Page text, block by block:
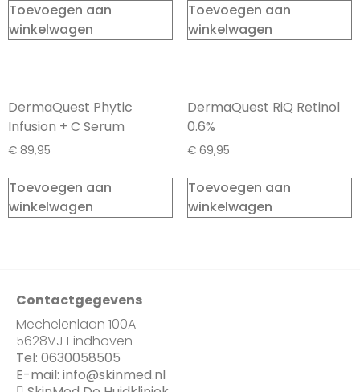
Toevoegen aan
winkelwagen
Toevoegen aan
winkelwagen
DermaQuest Phytic
Infusion + C Serum
€ 89,95
Toevoegen aan
winkelwagen
DermaQuest RiQ Retinol
0.6%
€69,95
Toevoegen aan
winkelwagen
Contactgegevens
Mechelenlaan 100A
5628VJ Eindhoven
Tel: 0630058505
E-mail: info@skinmed.nl